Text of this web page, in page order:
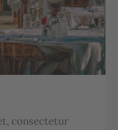
consectetur